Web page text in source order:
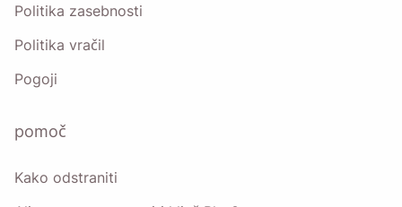
Politika zasebnosti
Politika vračil
Pogoji
pomoč
Kako odstraniti